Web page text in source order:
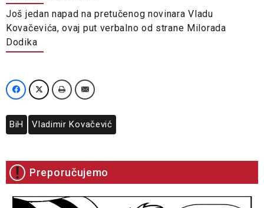
Još jedan napad na pretučenog novinara Vladu
Kovačevića, ovaj put verbalno od strane Milorada
Dodika
BiH Vladimir Kovačević
Preporučujemo